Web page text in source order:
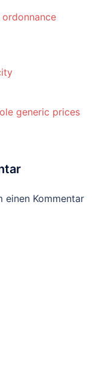
generic prices
einen Kommentar